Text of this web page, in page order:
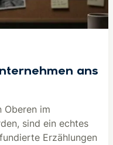
ans
Oberen im
sind ein echtes
Erzählungen